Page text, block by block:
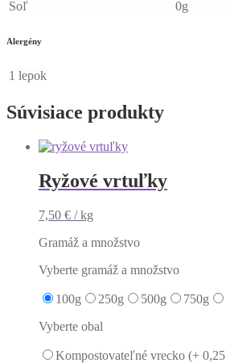
Soľ
0g
Alergény
1 lepok
Súvisiace produkty
Ryžové vrtuľky
7,50 € / kg
Gramáž a množstvo
Vyberte gramáž a množstvo
100g 250g 500g 750g
Vyberte obal
Kompostovateľné vrecko (+ 0,25